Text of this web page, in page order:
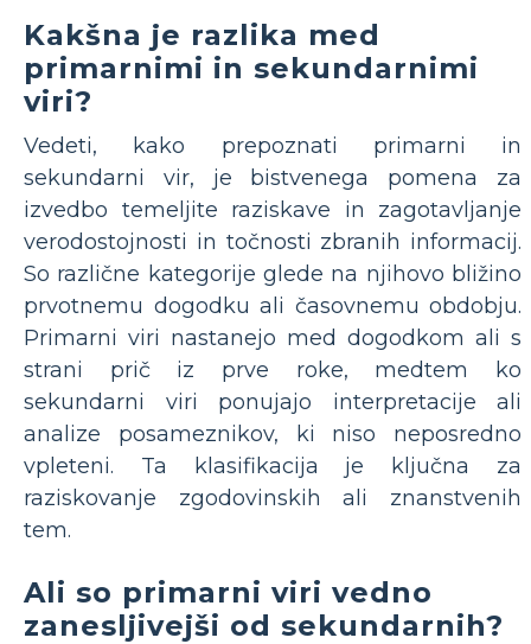
Kakšna je razlika med
primarnimi in sekundarnimi
viri?
Vedeti, kako prepoznati primarni in
sekundarni vir, je bistvenega pomena za
izvedbo temeljite raziskave in zagotavljanje
verodostojnosti in točnosti zbranih informacij.
So različne kategorije glede na njihovo bližino
prvotnemu dogodku ali časovnemu obdobju.
Primarni viri nastanejo med dogodkom ali s
strani prič iz prve roke, medtem ko
sekundarni viri ponujajo interpretacije ali
analize posameznikov, ki niso neposredno
vpleteni. Ta klasifikacija je ključna za
raziskovanje zgodovinskih ali znanstvenih
tem.
Ali so primarni viri vedno
zanesljivejši od sekundarnih?